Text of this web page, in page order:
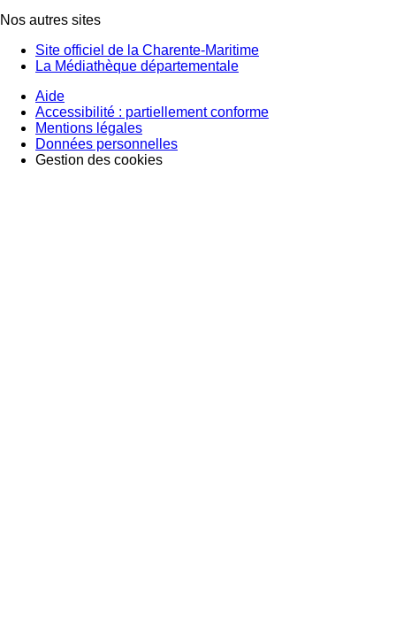
Nos autres sites
Site officiel de la Charente-Maritime
La Médiathèque départementale
Aide
Accessibilité : partiellement conforme
Mentions légales
Données personnelles
Gestion des cookies